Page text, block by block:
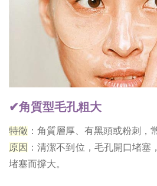
✔角質型毛孔粗大
特徵 ：角質層厚、有黑頭或粉刺，
原因 ：清潔不到位，毛孔開口堵塞
堵塞而撐大。